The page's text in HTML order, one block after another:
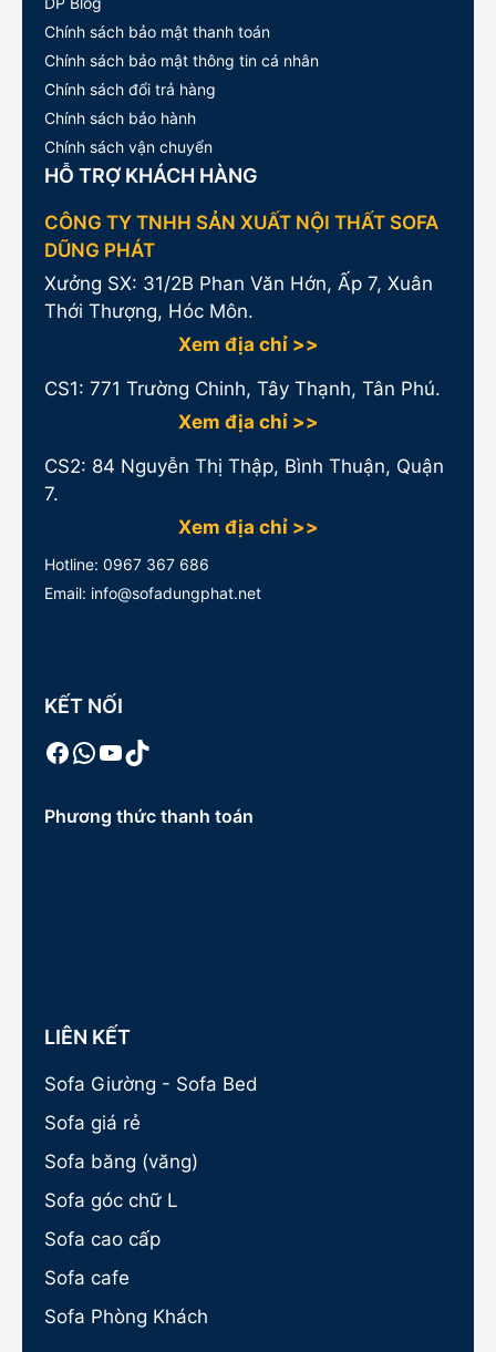
Chính sách bảo mật thanh toán
Chính sách bảo mật thông tin cá nhân
Chính sách đổi trả hàng
Chính sách bảo hành
Chính sách vận chuyển
HỖ TRỢ KHÁCH HÀNG
CÔNG TY TNHH SẢN XUẤT NỘI THẤT SOFA
DŨNG PHÁT
Xưởng SX: 31/2B Phan Văn Hớn, Ấp 7, Xuân
Thới Thượng, Hóc Môn.
Xem địa chỉ >>
CS1: 771 Trường Chinh, Tây Thạnh, Tân Phú.
Xem địa chỉ >>
CS2: 84 Nguyễn Thị Thập, Bình Thuận, Quận
7.
Xem địa chỉ >>
Hotline: 0967 367 686
Email: info@sofadungphat.net
KẾT NỐI
Facebook
WhatsApp
Youtube
TikTok
Phương thức thanh toán
LIÊN KẾT
Sofa Giường - Sofa Bed
Sofa giá rẻ
Sofa băng (văng)
Sofa góc chữ L
Sofa cao cấp
Sofa cafe
Sofa Phòng Khách